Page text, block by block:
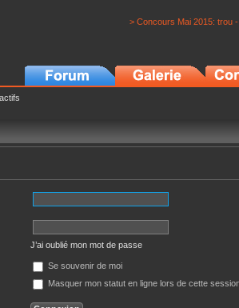
> Concours Mai 2015: trou
J’ai oublié mon mot de passe
Se souvenir de moi
Masquer mon statut en ligne lors de cette